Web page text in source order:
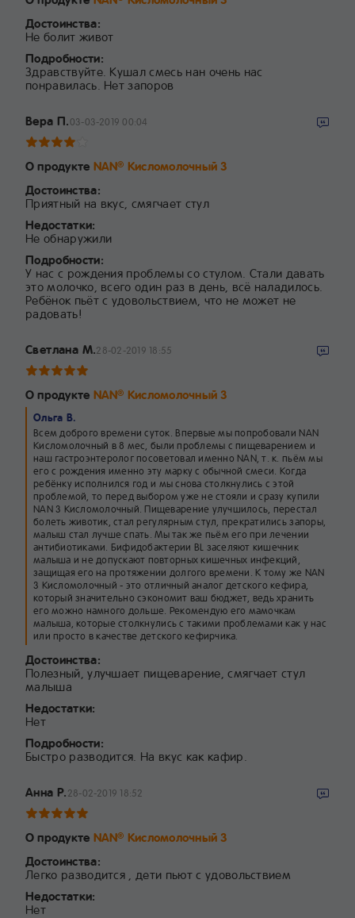
Достоинства:
Не болит живот
Подробности:
Здравствуйте. Кушал смесь нан очень нас
понравилась. Нет запоров
Вера П.03-03-2019 00:04
О продукте NAN® Кисломолочный 3
Достоинства:
Приятный на вкус, смягчает стул
Недостатки:
Не обнаружили
Подробности:
У нас с рождения проблемы со стулом. Стали давать
это молочко, всего один раз в день, всё наладилось.
Ребёнок пьёт с удовольствием, что не может не
радовать!
Светлана М.28-02-2019 18:55
О продукте NAN® Кисломолочный 3
Ольга В.
Всем доброго времени суток. Впервые мы попробовали NAN
Кисломолочный в 8 мес, были проблемы с пищеварением и
наш гастроэнтеролог посоветовал именно NAN, т. к. пьём мы
его с рождения именно эту марку с обычной смеси. Когда
ребёнку исполнился год и мы снова столкнулись с этой
проблемой, то перед выбором уже не стояли и сразу купили
NAN 3 Кисломолочный. Пищеварение улучшилось, перестал
болеть животик, стал регулярным стул, прекратились запоры,
малыш стал лучше спать. Мы так же пьём его при лечении
антибиотиками. Бифидобактерии ВL заселяют кишечник
малыша и не допускают повторных кишечных инфекций,
защищая его на протяжении долгого времени. К тому же NAN
3 Кисломолочный - это отличный аналог детского кефира,
который значительно сэкономит ваш бюджет, ведь хранить
его можно намного дольше. Рекомендую его мамочкам
малыша, которые столкнулись с такими проблемами как у нас
или просто в качестве детского кефирчика.
Достоинства:
Полезный, улучшает пищеварение, смягчает стул
малыша
Недостатки:
Нет
Подробности:
Быстро разводится. На вкус как кафир.
Анна Р.28-02-2019 18:52
О продукте NAN® Кисломолочный 3
Достоинства:
Легко разводится , дети пьют с удовольствием
Недостатки:
Нет